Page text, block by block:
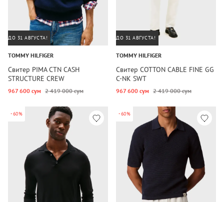
ДО 31 АВГУСТА!
TOMMY HILFIGER
Свитер PIMA CTN CASH
STRUCTURE CREW
967 600 сум 2 419 000 сум
ДО 31 АВГУСТА!
TOMMY HILFIGER
Свитер COTTON CABLE FINE GG
C-NK SWT
967 600 сум 2 419 000 сум
-60% -60%